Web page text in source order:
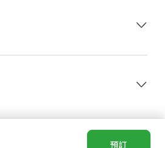
「改期」、「延長縮短時
預訂
樹屋 All rights reserved